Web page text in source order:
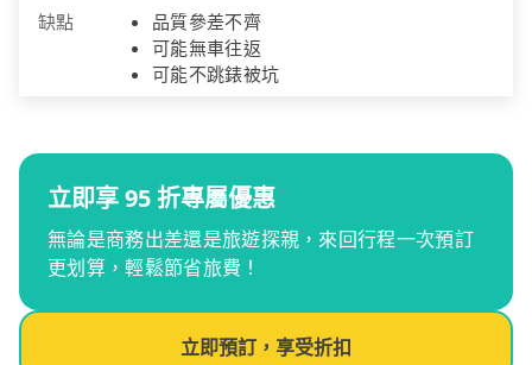
缺點
品質參差不齊
可能無車往返
可能不跳錶被坑
立即享 95 折專屬優惠
無論是商務出差還是旅遊探親，來回行程一次預訂
更划算，輕鬆節省旅費！
立即預訂，享受折扣